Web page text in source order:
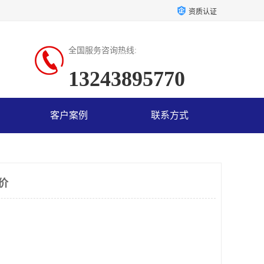
资质认证
全国服务咨询热线:
13243895770
客户案例 联系方式